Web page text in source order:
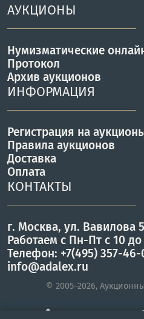
АУКЦИОНЫ
Нумизматические
Протокол
Архив аукционов
ИНФОРМАЦИЯ
Регистрация на
Правила аукционов
Доставка
Оплата
КОНТАКТЫ
г. Москва, ул. Вавилова
Работаем с Пн-Пт с 10 до
Телефон: +7(495) 357-46-
info@adalex.ru
© 2005–2026,